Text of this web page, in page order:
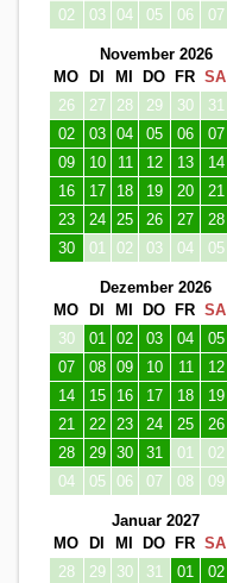
02
03 04 05 06 07
November 2026
MO
DI MI DO FR SA
26
27 28 29 30 31
02
03 04 05 06 07
09
10 11 12 13 14
16
17 18 19 20 21
23
24 25 26 27 28
30
01 02 03 04 05
Dezember 2026
MO
DI MI DO FR SA
30
01 02 03 04 05
07
08 09 10 11 12
14
15 16 17 18 19
21
22 23 24 25 26
28
29 30 31 01 02
04
05 06 07 08 09
Januar 2027
MO
DI MI DO FR SA
28
29 30 31 01 02